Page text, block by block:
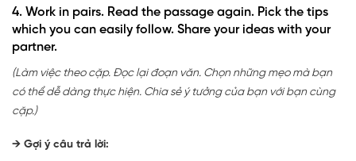
4. Work in pairs. Read the passage again. Pick the tips
which you can easily follow. Share your ideas with your
partner.
(Làm việc theo cặp. Đọc lại đoạn văn. Chọn những mẹo mà bạn
có thể dễ dàng thực hiện. Chia sẻ ý tưởng của bạn với bạn cùng
cặp.)
→ Gợi ý câu trả lời: